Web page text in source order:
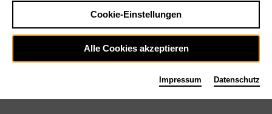
Tickets
Sa 30.1.27
Cookie-Einstellungen
Alle Cookies akzeptieren
Impressum Datenschutz